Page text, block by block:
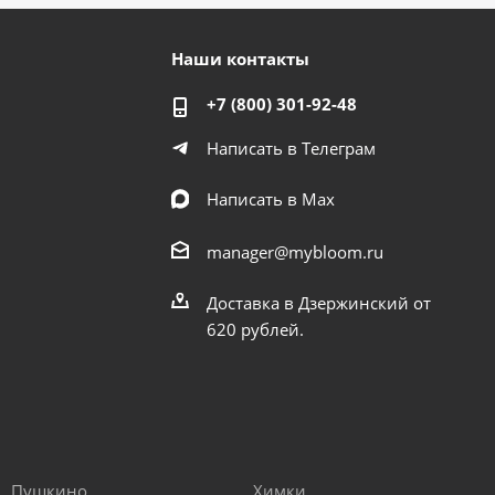
Наши контакты
+7 (800) 301-92-48
Написать в Телеграм
Написать в Мах
manager@mybloom.ru
Доставка в Дзержинский от
620 рублей.